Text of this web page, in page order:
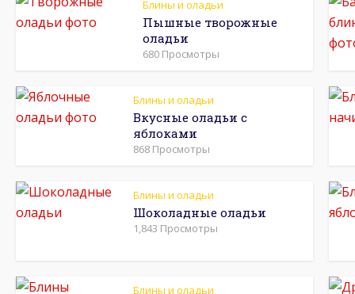
Блины и оладьи
Пышные творожные
оладьи
680 Просмотры
Блины и оладьи
Вкусные оладьи с
яблоками
868 Просмотры
Блины и оладьи
Шоколадные оладьи
1,843 Просмотры
Блины и оладьи